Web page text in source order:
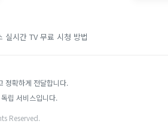
실시간 TV 무료 시청 방법
정확하게 전달합니다.
립 서비스입니다.
Reserved.